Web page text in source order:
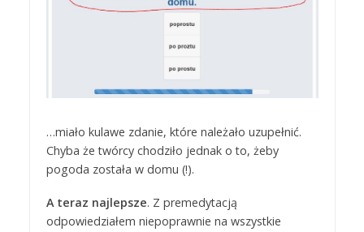
…miało kulawe zdanie, które należało uzupełnić.
Chyba że twórcy chodziło jednak o to, żeby
pogoda została w domu (!).
A teraz najlepsze. Z premedytacją
odpowiedziałem niepoprawnie na wszystkie